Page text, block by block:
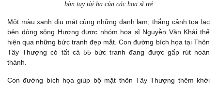
bàn tay tài ba của các họa sĩ trẻ
Một màu xanh dịu mát cùng những danh lam, thắng cảnh tọa lạc
bên dòng sông Hương được nhóm họa sĩ Nguyễn Văn Khải thể
hiện qua những bức tranh đẹp mắt. Con đường bích họa tại Thôn
Tây Thượng có tất cả 55 bức tranh đang được gấp rút hoàn
thành.
Con đường bích họa giúp bộ mặt thôn Tây Thượng thêm khởi